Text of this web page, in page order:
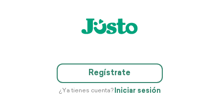
Regístrate
¿Ya tienes cuenta? Iniciar sesión